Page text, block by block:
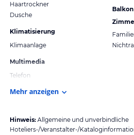
Haartrockner
Dusche
Klimatisierung
Klimaanlage
Multimedia
Telefon
Balkon
Mehr anzeigen
Hinweis: Allgemeine und unverbindliche
Hoteliers-/Veranstalter-/